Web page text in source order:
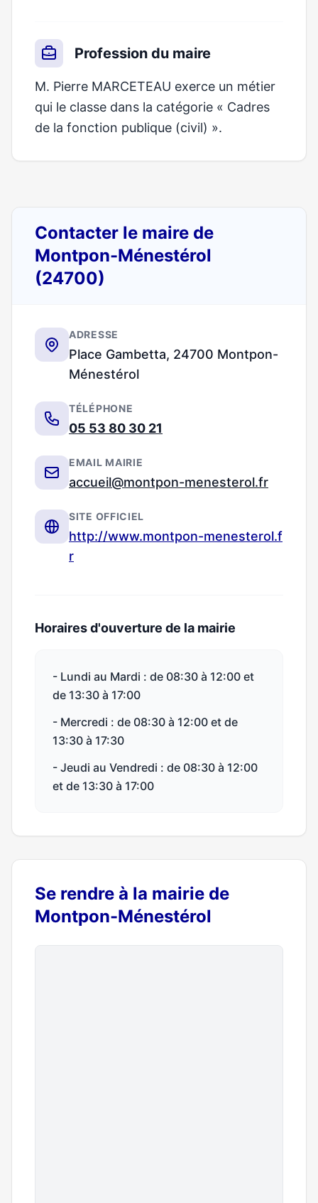
Profession du maire
M. Pierre MARCETEAU exerce un métier
qui le classe dans la catégorie « Cadres
de la fonction publique (civil) ».
Contacter le maire de
Montpon-Ménestérol
(24700)
ADRESSE
Place Gambetta, 24700 Montpon-
Ménestérol
TÉLÉPHONE
05 53 80 30 21
EMAIL MAIRIE
accueil@montpon-menesterol.fr
SITE OFFICIEL
http://www.montpon-menesterol.f
r
Horaires d'ouverture de la mairie
- Lundi au Mardi : de 08:30 à 12:00 et
de 13:30 à 17:00
- Mercredi : de 08:30 à 12:00 et de
13:30 à 17:30
- Jeudi au Vendredi : de 08:30 à 12:00
et de 13:30 à 17:00
Se rendre à la mairie de
Montpon-Ménestérol